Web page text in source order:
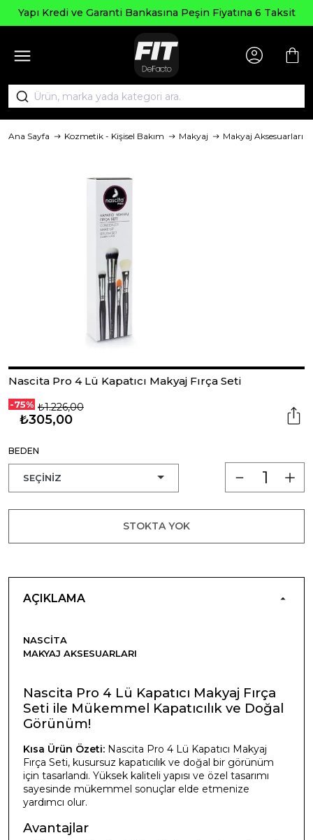
Yapı Kredi ve Garanti Bankasına Peşin Fiyatına 6 Taksit
Ana Sayfa Kozmetik - Kişisel Bakım Makyaj Makyaj Aksesuarları
Nascita Pro 4 Lü Kapatıcı Makyaj Fırça Seti
-75% ₺1.226,00
₺305,00
BEDEN
STOKTA YOK
AÇIKLAMA
NASCITA
MAKYAJ AKSESUARLARI
Nascita Pro 4 Lü Kapatıcı Makyaj Fırça
Seti ile Mükemmel Kapatıcılık ve Doğal
Görünüm!
Kısa Ürün Özeti: Nascita Pro 4 Lü Kapatıcı Makyaj
Fırça Seti, kusursuz kapatıcılık ve doğal bir görünüm
için tasarlandı. Yüksek kaliteli yapısı ve özel tasarımı
sayesinde mükemmel sonuçlar elde etmenize
yardımcı olur.
Avantajlar